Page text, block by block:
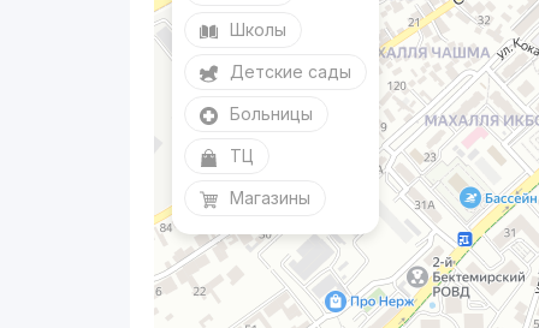
Школы
Детские сады
Больницы
ТЦ
Магазины